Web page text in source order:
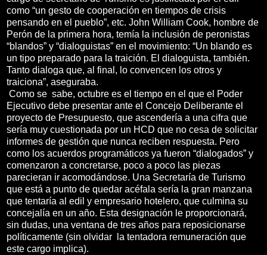
como “un gesto de cooperación en tiempos de crisis
pensando en el pueblo”, etc. John William Cook, hombre de
Perón de la primera hora, temía la inclusión de peronistas
“blandos” y “dialoguistas” en el movimiento: “Un blando es
un tipo preparado para la traición. El dialoguista, también.
Tanto dialoga que, al final, lo convencen los otros y
traiciona”, aseguraba.
Como se sabe, octubre es el tiempo en el que el Poder
Ejecutivo debe presentar ante el Concejo Deliberante el
proyecto de Presupuesto, que ascendería a una cifra que
sería muy cuestionada por un HCD que no cesa de solicitar
informes de gestión que nunca reciben respuesta. Pero
como los acuerdos programáticos ya fueron “dialogados” y
comenzaron a concretarse, poco a poco las piezas
parecieran ir acomodándose. Una Secretaría de Turismo
que está a punto de quedar acéfala sería la gran manzana
que tentaría al edil y empresario hotelero, que culmina su
concejalía en un año. Esta designación le proporcionará,
sin dudas, una ventana de tres años para reposicionarse
políticamente (sin olvidar la tentadora remuneración que
este cargo implica).